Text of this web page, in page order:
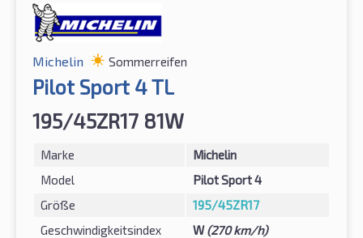
Michelin Sommerreifen
Pilot Sport 4 TL
195/45ZR17 81W
Marke
Michelin
Model
Pilot Sport 4
Größe
195/45ZR17
Geschwindigkeitsindex
W(270 km/h)